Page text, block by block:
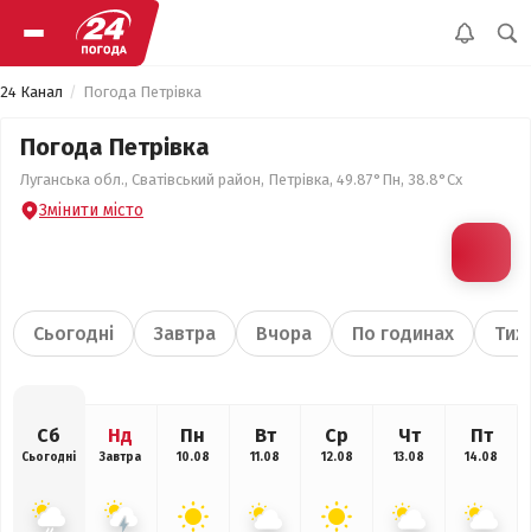
24 Канал Погода Петрівка
Погода Петрівка
Луганська обл., Сватівський район, Петрівка, 49.87°Пн, 38.8°Сх
Змінити місто
Сьогодні Завтра Вчора По годинах
Сб
Сьогодні
Нд
Завтра
Пн
10.08
Вт
11.08
Ср
12.08
Чт
13.08
Пт
14.08